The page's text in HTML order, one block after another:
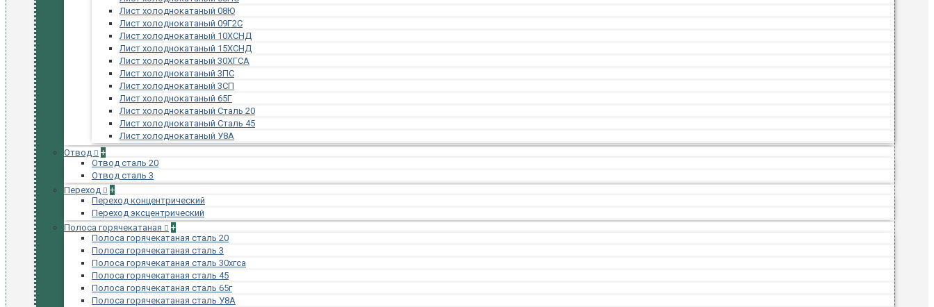
Лист холоднокатаный 08Ю
Лист холоднокатаный 09Г2С
Лист холоднокатаный 10ХСНД
Лист холоднокатаный 15ХСНД
Лист холоднокатаный 30ХГСА
Лист холоднокатаный 3ПС
Лист холоднокатаный 3СП
Лист холоднокатаный 65Г
Лист холоднокатаный Сталь 20
Лист холоднокатаный Сталь 45
Лист холоднокатаный У8А
Отвод
+
Отвод сталь 20
Отвод сталь 3
Переход
+
Переход концентрический
Переход эксцентрический
Полоса горячекатаная
+
Полоса горячекатаная сталь 20
Полоса горячекатаная сталь 3
Полоса горячекатаная сталь 30хгса
Полоса горячекатаная сталь 45
Полоса горячекатаная сталь 65г
Полоса горячекатаная сталь У8А